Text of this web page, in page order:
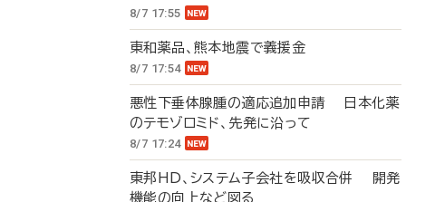
8/7 17:55
東和薬品、熊本地震で義援金
8/7 17:54
悪性下垂体腺腫の適応追加申請 日本化薬
のテモゾロミド、先発に沿って
8/7 17:24
東邦HD、システム子会社を吸収合併 開発
機能の向上など図る